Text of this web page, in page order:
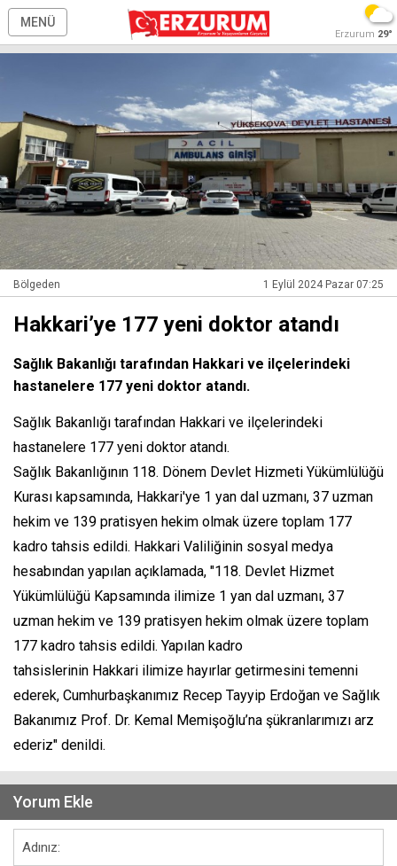
MENÜ
Erzurum 29°
Bölgeden 1 Eylül 2024 Pazar 07:25
Hakkari’ye 177 yeni doktor atandı
Sağlık Bakanlığı tarafından Hakkari ve ilçelerindeki
hastanelere 177 yeni doktor atandı.
Sağlık Bakanlığı tarafından Hakkari ve ilçelerindeki
hastanelere 177 yeni doktor atandı.
Sağlık Bakanlığının 118. Dönem Devlet Hizmeti Yükümlülüğü
Kurası kapsamında, Hakkari'ye 1 yan dal uzmanı, 37 uzman
hekim ve 139 pratisyen hekim olmak üzere toplam 177
kadro tahsis edildi. Hakkari Valiliğinin sosyal medya
hesabından yapılan açıklamada, "118. Devlet Hizmet
Yükümlülüğü Kapsamında ilimize 1 yan dal uzmanı, 37
uzman hekim ve 139 pratisyen hekim olmak üzere toplam
177 kadro tahsis edildi. Yapılan kadro
tahsislerinin Hakkari ilimize hayırlar getirmesini temenni
ederek, Cumhurbaşkanımız Recep Tayyip Erdoğan ve Sağlık
Bakanımız Prof. Dr. Kemal Memişoğlu’na şükranlarımızı arz
ederiz" denildi.
Yorum Ekle